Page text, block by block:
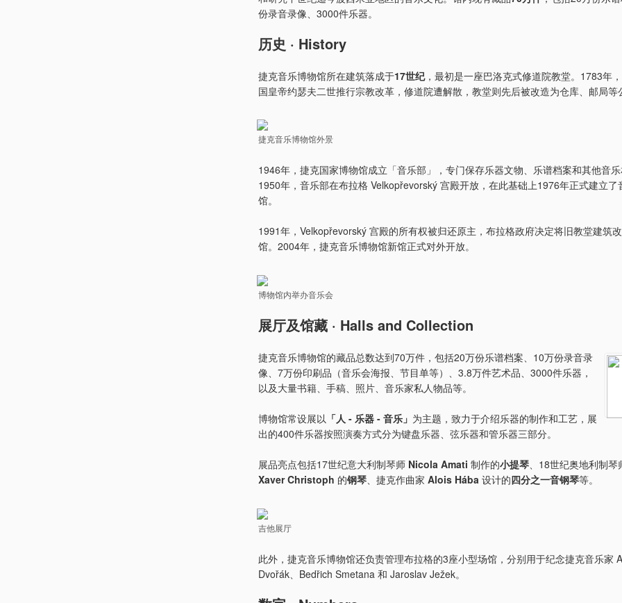
份录音录像、3000件乐器。
历史 · History
捷克音乐博物馆所在建筑落成于17世纪，最初是一座巴洛克式修道院教堂。1783年
国皇帝约瑟夫二世推行宗教改革，修道院遭解散，教堂则先后被改造为仓库、邮局等
捷克音乐博物馆外景
1946年，捷克国家博物馆成立「音乐部」，专门保存乐器文物、乐谱档案和其他音乐
1950年，音乐部在布拉格 Velkopřevorský 宫殿开放，在此基础上1976年正式建立了
馆。
1991年，Velkopřevorský 宫殿的所有权被归还原主，布拉格政府决定将旧教堂建筑
馆。2004年，捷克音乐博物馆新馆正式对外开放。
博物馆内举办音乐会
展厅及馆藏 · Halls and Collection
捷克音乐博物馆的藏品总数达到70万件，包括20万份乐谱档案、10万份录音录
像、7万份印刷品（音乐会海报、节目单等）、3.8万件艺术品、3000件乐器，
以及大量书籍、手稿、照片、音乐家私人物品等。
博物馆常设展以 「人 - 乐器 - 音乐」 为主题，致力于介绍乐器的制作和工艺，展
出的400件乐器按照演奏方式分为键盘乐器、弦乐器和管乐器三部分。
展品亮点包括17世纪意大利制琴师 Nicola Amati 制作的小提琴、18世纪奥地利制琴
Xaver Christoph 的钢琴、捷克作曲家 Alois Hába 设计的四分之一音钢琴等。
吉他展厅
此外，捷克音乐博物馆还负责管理布拉格的3座小型场馆，分别用于纪念捷克音乐家
Dvořák、Bedřich Smetana 和 Jaroslav Ježek。